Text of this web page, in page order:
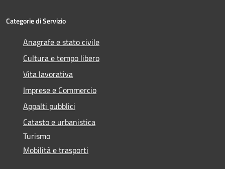
Categorie di Servizio
Anagrafe e stato civile
Cultura e tempo libero
Vita lavorativa
Imprese e Commercio
Appalti pubblici
Catasto e urbanistica
Turismo
Mobilità e trasporti